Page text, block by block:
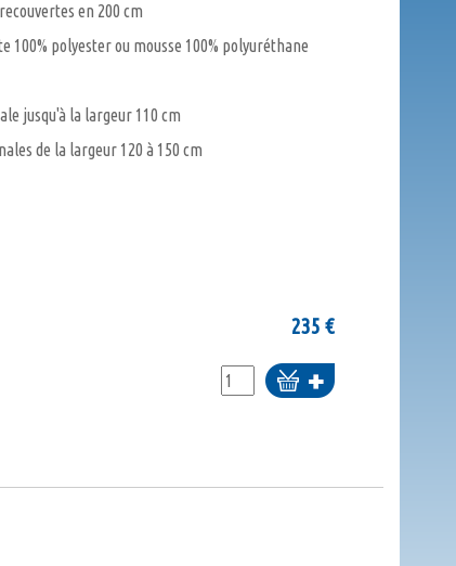
en 200 cm
100% polyester ou mousse 100% polyuréthane
jusqu'à la largeur 110 cm
de la largeur 120 à 150 cm
235 €
Ajouter
au